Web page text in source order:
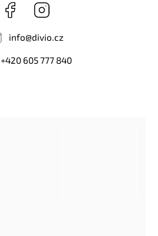
Facebook
info@divio.cz
+420 605 777 840